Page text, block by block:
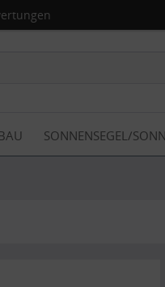
SONNENSEGEL/